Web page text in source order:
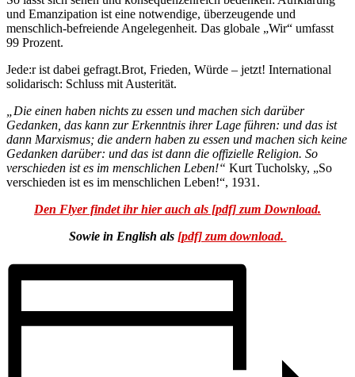
und Emanzipation ist eine notwendige, überzeugende und
menschlich-befreiende Angelegenheit. Das globale „Wir“ umfasst
99 Prozent.
Jede:r ist dabei gefragt.Brot, Frieden, Würde – jetzt! International
solidarisch: Schluss mit Austerität.
„Die einen haben nichts zu essen und machen sich darüber
Gedanken, das kann zur Erkenntnis ihrer Lage führen: und das ist
dann Marxismus; die andern haben zu essen und machen sich keine
Gedanken darüber: und das ist dann die offizielle Religion. So
verschieden ist es im menschlichen Leben!“ Kurt Tucholsky, „So
verschieden ist es im menschlichen Leben!“, 1931.
Den Flyer findet ihr hier auch als [pdf] zum Download.
Sowie in English als [pdf] zum download.